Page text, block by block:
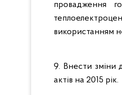
провадження
використанням
9. Внести зміни
актів на 2015 рік.